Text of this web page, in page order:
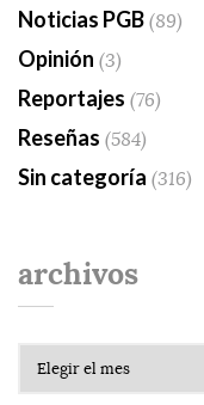
Noticias PGB(89)
Opinión (3)
Reportajes (76)
Reseñas (584)
Sin categoría (316)
archivos